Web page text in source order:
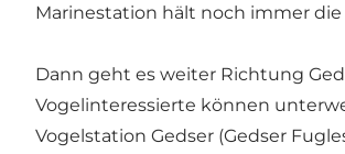
Marinestation hält noch immer
Dann geht es weiter Richtung
Vogelinteressierte können
Vogelstation Gedser (Gedser